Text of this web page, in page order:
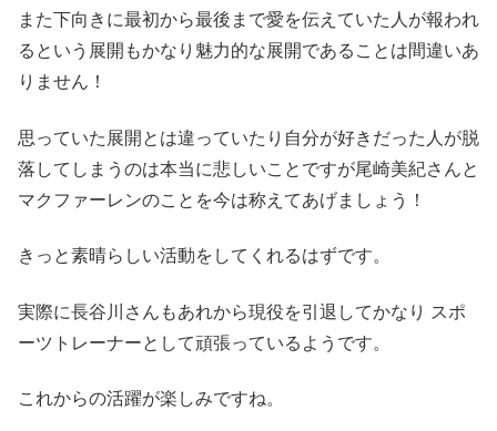
また下向きに最初から最後まで愛を伝えていた人が報われ
るという展開もかなり魅力的な展開であることは間違いあ
りません！
思っていた展開とは違っていたり自分が好きだった人が脱
落してしまうのは本当に悲しいことですが尾崎美紀さんと
マクファーレンのことを今は称えてあげましょう！
きっと素晴らしい活動をしてくれるはずです。
実際に長谷川さんもあれから現役を引退してかなり スポ
ーツトレーナーとして頑張っているようです。
これからの活躍が楽しみですね。